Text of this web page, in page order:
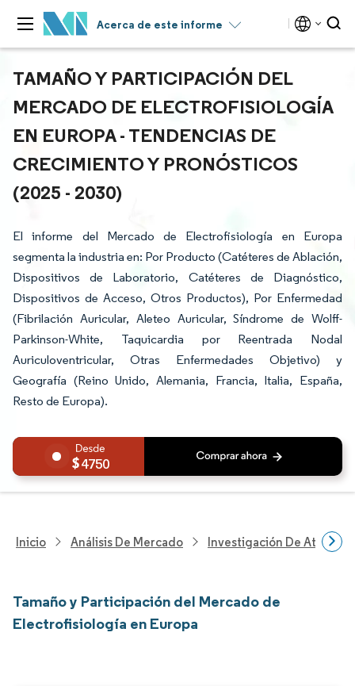
Acerca de este informe
TAMAÑO Y PARTICIPACIÓN DEL
MERCADO DE ELECTROFISIOLOGÍA
EN EUROPA - TENDENCIAS DE
CRECIMIENTO Y PRONÓSTICOS
(2025 - 2030)
El informe del Mercado de Electrofisiología en Europa
segmenta la industria en: Por Producto (Catéteres de Ablación,
Dispositivos de Laboratorio, Catéteres de Diagnóstico,
Dispositivos de Acceso, Otros Productos), Por Enfermedad
(Fibrilación Auricular, Aleteo Auricular, Síndrome de Wolff-
Parkinson-White, Taquicardia por Reentrada Nodal
Auriculoventricular, Otras Enfermedades Objetivo) y
Geografía (Reino Unido, Alemania, Francia, Italia, España,
Resto de Europa).
4750
Inicio Análisis De Mercado Investigación De
Tamaño y Participación del Mercado de
Electrofisiología en Europa